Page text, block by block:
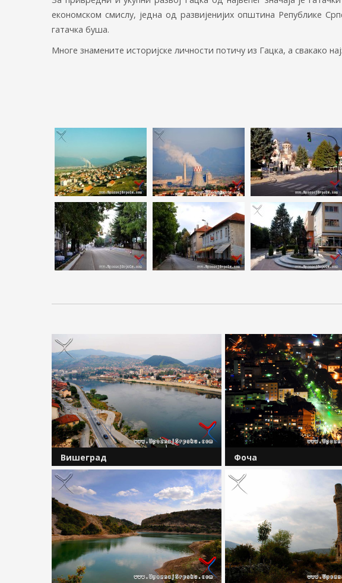
економском смислу, једна од развијенијих општина Републике
гатачка буша.
Многе знамените историјске личности потичу из Гацка, а свакако
Вишеград
Вишеград је културна престоница
Републике Српске. Андрићев град на
Дрини данас настањује око 12 000
становика, који су распоређени на
простору општине површине 448
километара...
Фоча
На ушћу Ћехотине у
народа и култура налази
&nbsp;1 115 километара
живи око 20 000
је горњедринског подручја.
припада простору Старе...